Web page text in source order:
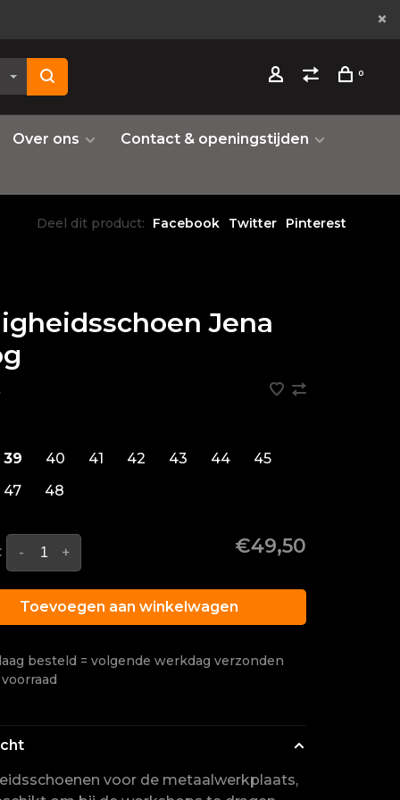
0
Over ons
Contact & openingstijden
Deel dit product: Facebook Twitter Pinterest
Jena
•
39 40 41 42 43 44
45
47 48
+
- €49,50
Toevoegen aan winkelwagen
besteld = volgende werkdag verzonden
voor de metaalwerkplaats,